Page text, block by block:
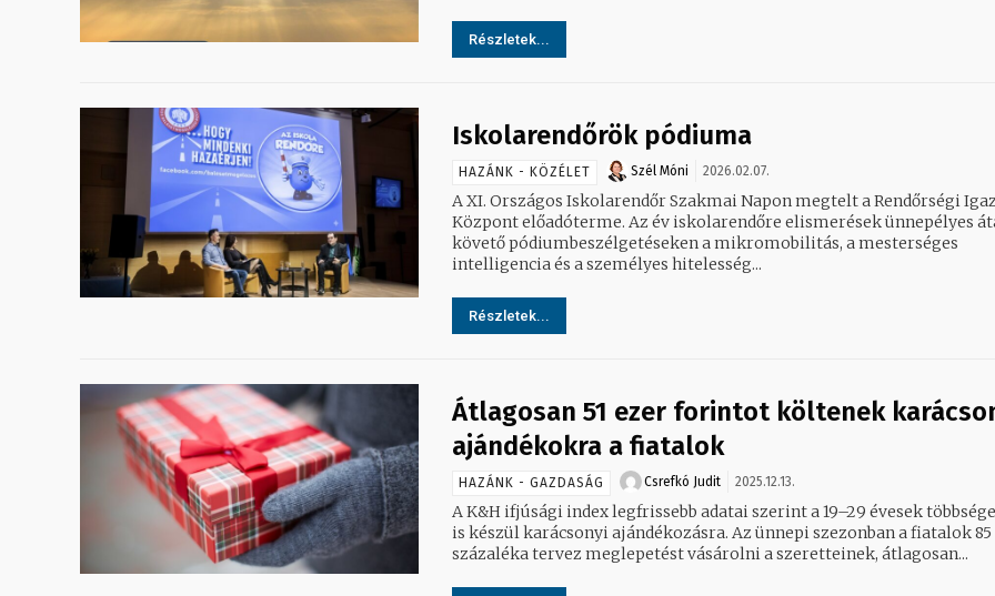
Részletek...
Iskolarendőrök pódiuma
HAZÁNK - KÖZÉLET Szél Móni 2026.02.07.
A XI. Országos Iskolarendőr Szakmai Napon megtelt a Rendőrségi
Központ előadóterme. Az év iskolarendőre elismerések ünnepélyes
követő pódiumbeszélgetéseken a mikromobilitás, a mesterséges
intelligencia és a személyes hitelesség...
Részletek...
Átlagosan 51 ezer forintot költenek
ajándékokra a fiatalok
HAZÁNK - GAZDASÁG Csrefkó Judit 2025.12.13.
A K&H ifjúsági index legfrissebb adatai szerint a 19–29 évesek
is készül karácsonyi ajándékozásra. Az ünnepi szezonban a fiatalok 85
százaléka tervez meglepetést vásárolni a szeretteinek, átlagosan...